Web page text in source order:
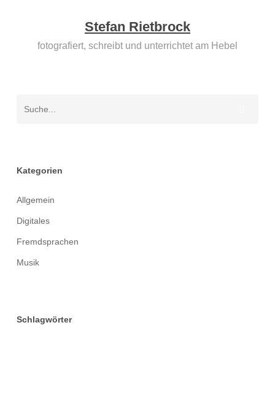
Stefan Rietbrock
fotografiert, schreibt und unterrichtet am Hebel
Kategorien
Allgemein
Digitales
Fremdsprachen
Musik
Schlagwörter